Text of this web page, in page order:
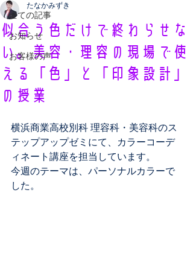
全ての記事
お知らせ
お客様の声
似合う色だけで終わらせな
い。美容・理容の現場で使
える「色」と「印象設計」
の授業
たなかみずき
横浜商業高校別科 理容科・美容科のス
テップアップゼミにて、カラーコーデ
ィネート講座を担当しています。
今週のテーマは、パーソナルカラーで
した。